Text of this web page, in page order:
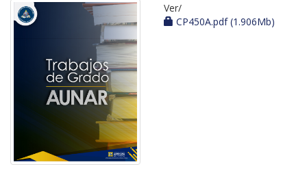
Ver/
CP450A.pdf (1.906Mb)